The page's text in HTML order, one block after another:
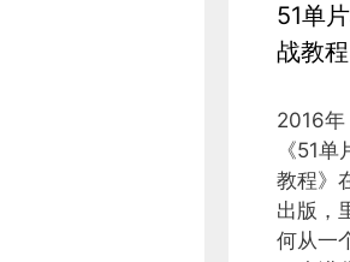
51单
战教程
2016年
《51
教程》
出版，
何从一